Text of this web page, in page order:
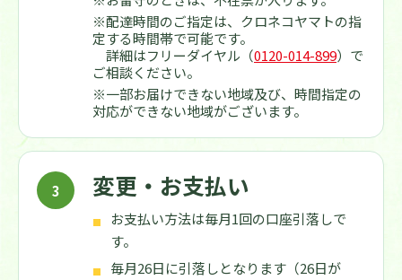
※配達時間のご指定は、クロネコヤマトの指
定する時間帯で可能です。
詳細はフリーダイヤル（0120-014-899）で
ご相談ください。
※一部お届けできない地域及び、時間指定の
対応ができない地域がございます。
変更・お支払い
お支払い方法は毎月1回の口座引落しで
す。
毎月26日に引落しとなります（26日が